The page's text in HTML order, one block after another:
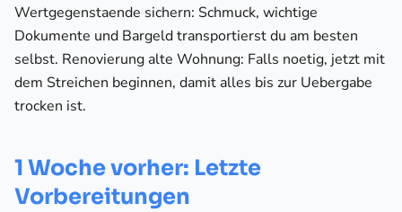
Wertgegenstaende sichern: Schmuck, wichtige
Dokumente und Bargeld transportierst du am besten
selbst. Renovierung alte Wohnung: Falls noetig, jetzt mit
dem Streichen beginnen, damit alles bis zur Uebergabe
trocken ist.
1 Woche vorher: Letzte
Vorbereitungen